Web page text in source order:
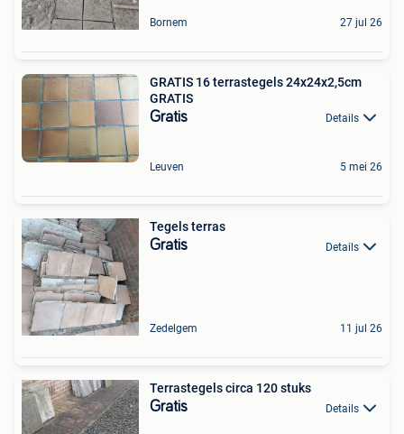
Bornem 27 jul 26
GRATIS 16 terrastegels 24x24x2,5cm
GRATIS
Gratis Details
Leuven 5 mei 26
Tegels terras
Gratis Details
Zedelgem 11 jul 26
Terrastegels circa 120 stuks
Gratis Details